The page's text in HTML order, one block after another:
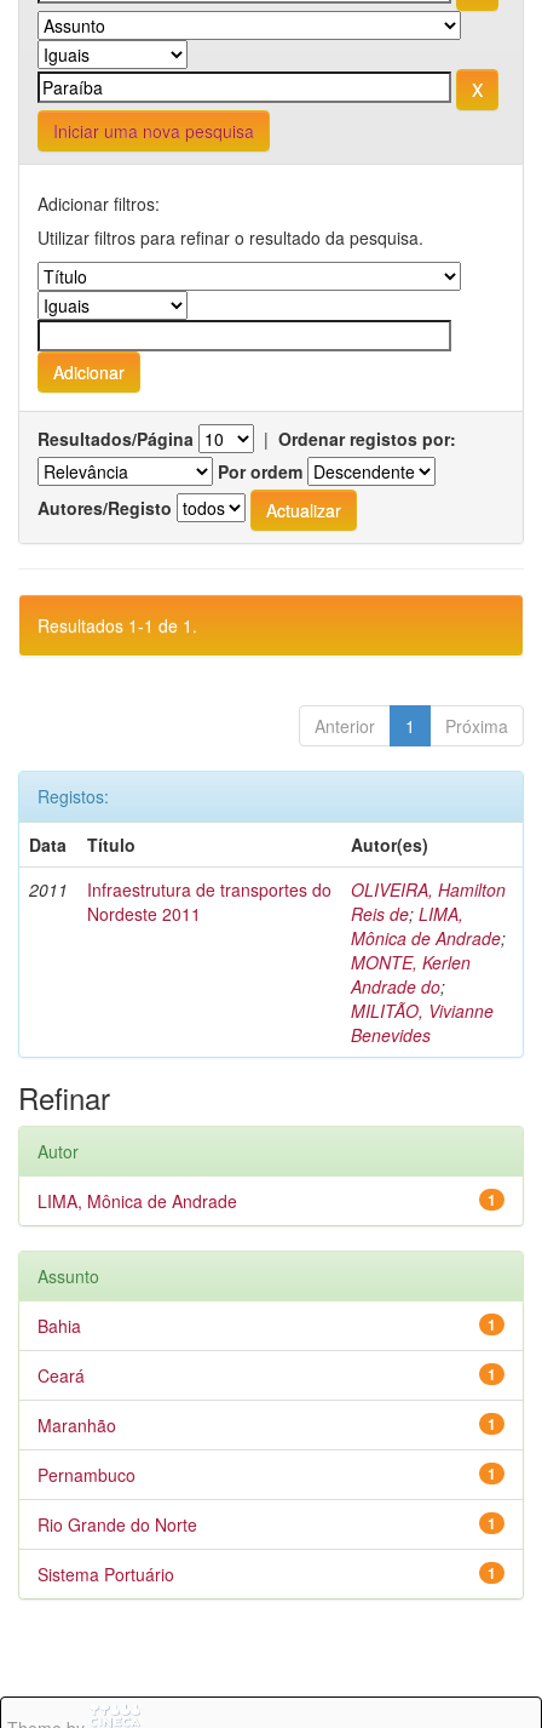
Iniciar uma nova pesquisa
Adicionar filtros:
Utilizar filtros para refinar o resultado da pesquisa.
Resultados/Página | Ordenar registos por:
Por ordem
Autores/Registo
Resultados 1-1 de 1.
Anterior 1 Próxima
Registos:
Data
Título
Autor(es)
2011
Infraestrutura de transportes do
Nordeste 2011
OLIVEIRA, Hamilton
Reis de; LIMA,
Mônica de Andrade;
MONTE, Kerlen
Andrade do;
MILITÃO, Vivianne
Benevides
Refinar
Autor
1
LIMA, Mônica de Andrade
Assunto
1
Bahia
1
Ceará
1
Maranhão
1
Pernambuco
1
Rio Grande do Norte
1
Sistema Portuário